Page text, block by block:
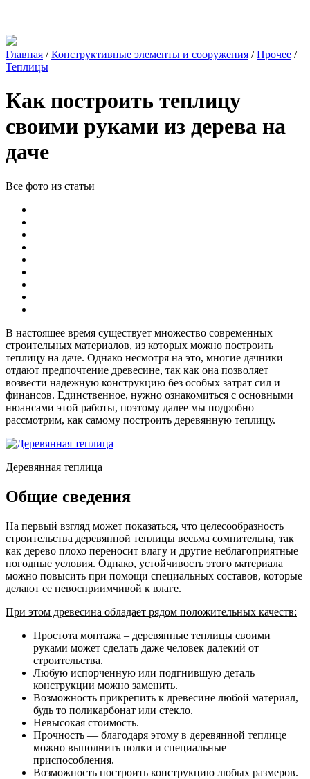
Главная /Конструктивные элементы и сооружения /Прочее /
Теплицы
Как построить теплицу
своими руками из дерева на
даче
Все фото из статьи
В настоящее время существует множество современных
строительных материалов, из которых можно построить
теплицу на даче. Однако несмотря на это, многие дачники
отдают предпочтение древесине, так как она позволяет
возвести надежную конструкцию без особых затрат сил и
финансов. Единственное, нужно ознакомиться с основными
нюансами этой работы, поэтому далее мы подробно
рассмотрим, как самому построить деревянную теплицу.
Деревянная теплица
Общие сведения
На первый взгляд может показаться, что целесообразность
строительства деревянной теплицы весьма сомнительна, так
как дерево плохо переносит влагу и другие неблагоприятные
погодные условия. Однако, устойчивость этого материала
можно повысить при помощи специальных составов, которые
делают ее невосприимчивой к влаге.
При этом древесина обладает рядом положительных качеств:
Простота монтажа – деревянные теплицы своими
руками может сделать даже человек далекий от
строительства.
Любую испорченную или подгнившую деталь
конструкции можно заменить.
Возможность прикрепить к древесине любой материал,
будь то поликарбонат или стекло.
Невысокая стоимость.
Прочность — благодаря этому в деревянной теплице
можно выполнить полки и специальные
приспособления.
Возможность построить конструкцию любых размеров.